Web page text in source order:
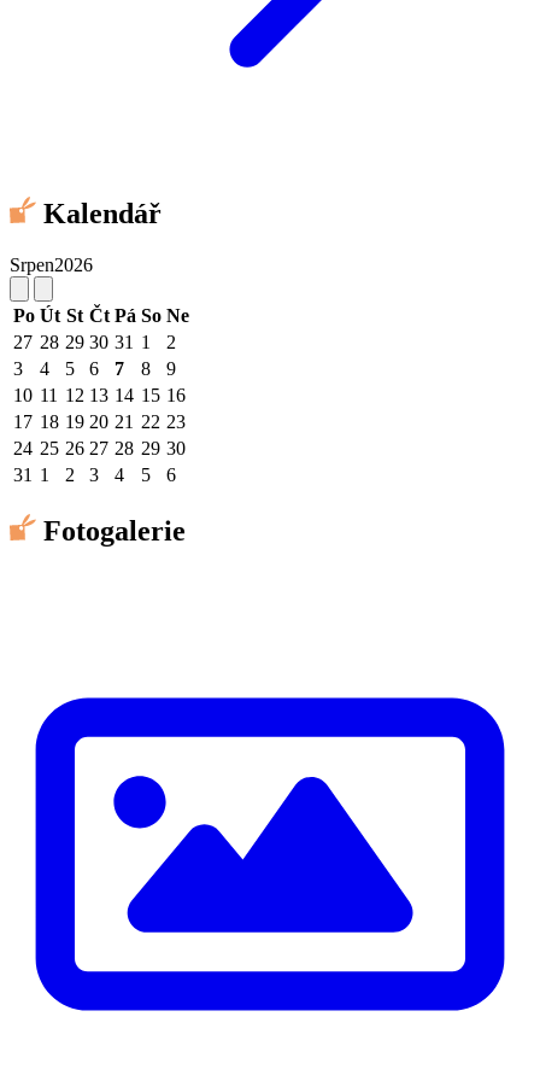
Kalendář
Srpen2026
Po Út St Čt Pá So Ne
27 28 29 30 31 1
2
3
4 5 6 7 8
9
10 11 12 13 14 15 16
17 18 19 20 21 22 23
24 25 26 27 28 29 30
31 1 2 3 4 5 6
Fotogalerie